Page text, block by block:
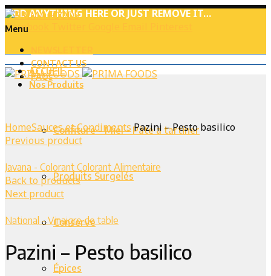
ADD ANYTHING HERE OR JUST REMOVE IT…
Facebook
CONTACT US
FAQs
Menu
ACCUEIL
Nos Produits
Confiture - Miel - Pâte a tartiner
Produits Surgelés
Conserve
Épices
HomeSauces et CondimentsPazini – Pesto basilico
Previous product
Javana - Colorant Colorant Alimentaire
Back to products
Next product
National - Vinaigre de table
Pazini – Pesto basilico